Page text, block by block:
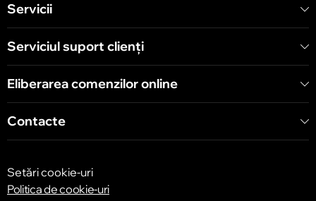
Chișinău
str. Arborilor 21, CC «Shopping MallDova»
Servicii
Serviciul suport clienţi
Eliberarea comenzilor online
Contacte
Setări cookie-uri
Politica de cookie-uri